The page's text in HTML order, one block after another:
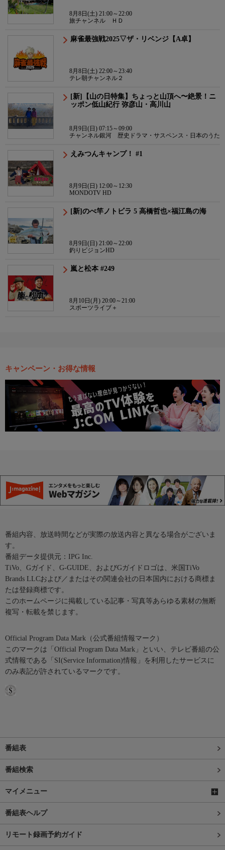
8月8日(土) 21:00～22:00
旅チャンネル ＨＤ
麻雀最強戦2025▽ザ・リベンジ【A卓】
8月8日(土) 22:00～23:40
テレ朝チャンネル２
[新]【山の日特集】ちょっと山頂へ〜絶景！ニ
ッポン低山紀行 弥彦山・高川山
8月9日(日) 07:15～09:00
チャンネル銀河 歴史ドラマ・サスペンス・日本のうた
えみつんキャンプ！ #1
8月9日(日) 12:00～12:30
MONDOTV HD
[新]のべ竿ノトビラ 5 高橋哲也×福江島の海
8月9日(日) 21:00～22:00
釣りビジョンHD
嵐と松本 #249
8月10日(月) 20:00～21:00
スポーツライブ＋
キャンペーン・お得な情報
番組内容、放送時間などが実際の放送内容と異なる場合がございま
す。
番組データ提供元：IPG Inc.
TiVo、Gガイド、G-GUIDE、およびGガイドロゴは、米国TiVo
Brands LLCおよび／またはその関連会社の日本国内における商標ま
たは登録商標です。
このホームページに掲載している記事・写真等あらゆる素材の無断
複写・転載を禁じます。
Official Program Data Mark（公式番組情報マーク）
このマークは「Official Program Data Mark」といい、テレビ番組の公
式情報である「SI(Service Information)情報」を利用したサービスに
のみ表記が許されているマークです。
番組表
番組検索
マイメニュー
番組表ヘルプ
リモート録画予約ガイド